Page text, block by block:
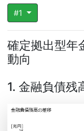
#1
確定拠出型年
動向
1. 金融負債残